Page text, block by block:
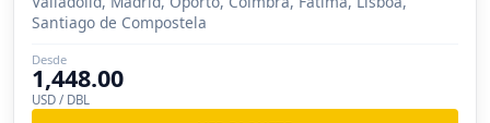
Santiago de Compostela
Desde
1,448.00
USD / DBL